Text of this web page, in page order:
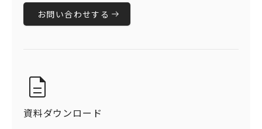
お問い合わせする
資料ダウンロード